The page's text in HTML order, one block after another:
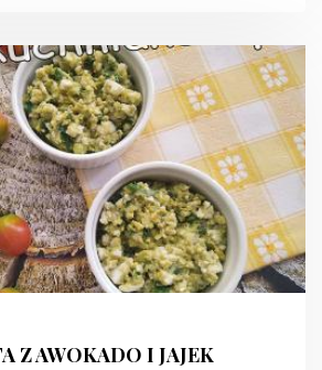
Z AWOKADO I JAJEK